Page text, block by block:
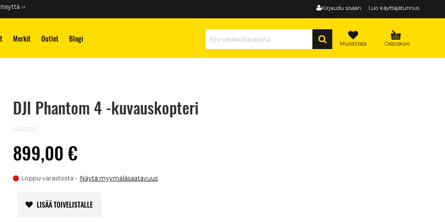
Kirjaudu sisään Luo käyttäjätunnus
››
Merkit Outlet Blogi Ostoskori
Muistilista
DJI Phantom 4 -kuvauskopteri
65481312
899,00 €
Loppu varastosta Näytä myymäläsaatavuus
LISÄÄ TOIVELISTALLE